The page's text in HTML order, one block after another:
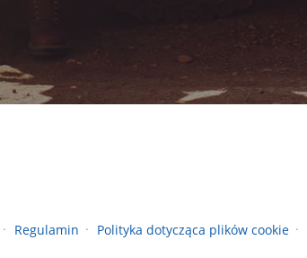
● Regulamin ● Polityka dotycząca plików cookie ●